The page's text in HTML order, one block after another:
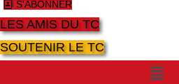
S'ABONNER
LES AMIS DU TC
SOUTENIR LE TC
Menu